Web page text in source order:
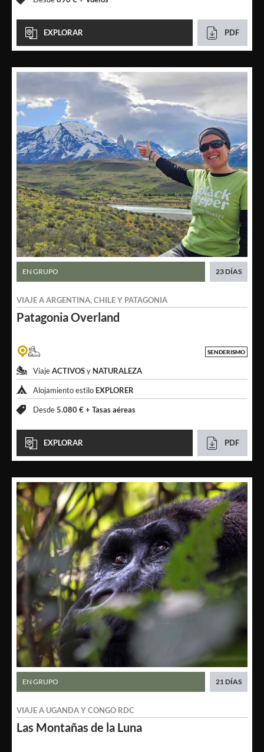
EXPLORAR PDF
PatagoniaOverland
VIAJE AARGENTINA, CHILEY PATAGONIA
EN GRUPO 23 DÍAS
SENDERISMO
ViajeACTIVOSy NATURALEZA
Alojamiento estilo EXPLORER
Desde5.080 € + Tasas aéreas
EXPLORAR PDF
Las Montañas de la Luna
VIAJE A UGANDAYCONGO RDC
EN GRUPO 21 DÍAS